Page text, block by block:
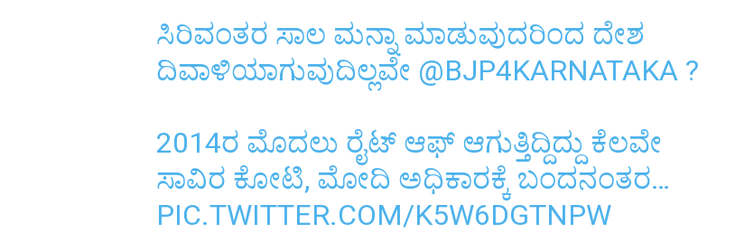
ಸಿರಿವಂತರ ಸಾಲ ಮನ್ನಾ ಮಾಡುವುದರಿಂದ ದೇಶ
ದಿವಾಳಿಯಾಗುವುದಿಲ್ಲವೇ @BJP4KARNATAKA?
2014ರ ಮೊದಲು ರೈಟ್ ಆಫ್ ಆಗುತ್ತಿದ್ದಿದ್ದು ಕೆಲವೇ
ಸಾವಿರ ಕೋಟಿ, ಮೋದಿ ಅಧಿಕಾರಕ್ಕೆ ಬಂದನಂತರ…
PIC.TWITTER.COM/K5W6DGTNPW